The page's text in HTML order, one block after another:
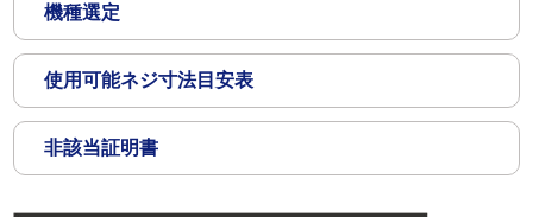
機種選定
使用可能ネジ寸法目安表
非該当証明書